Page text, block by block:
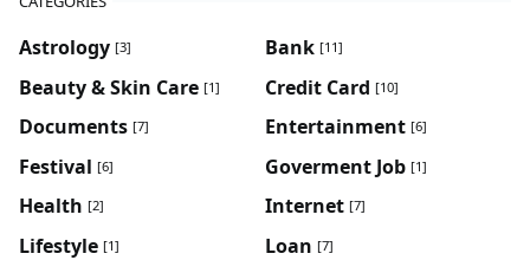
Astrology [3] Bank [11]
Beauty & Skin Care [1] Credit Card [10]
Documents [7] Entertainment [6]
Festival [6] Goverment Job [1]
Health [2] Internet [7]
Lifestyle [1] Loan [7]